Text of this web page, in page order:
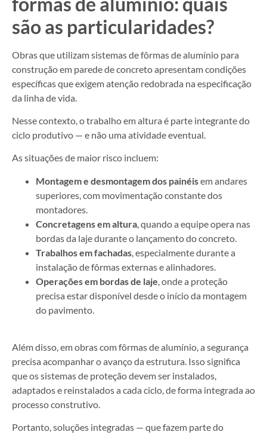
são as particularidades?
Obras que utilizam sistemas de fôrmas de alumínio para
construção em parede de concreto apresentam condições
específicas que exigem atenção redobrada na especificação
da linha de vida.
Nesse contexto, o trabalho em altura é parte integrante do
ciclo produtivo — e não uma atividade eventual.
As situações de maior risco incluem:
Montagem e desmontagem dos painéisem andares
superiores, com movimentação constante dos
montadores.
Concretagens em altura , quando a equipe opera nas
bordas da laje durante o lançamento do concreto.
Trabalhos em fachadas , especialmente durante a
instalação de fôrmas externas e alinhadores.
Operações em bordas de laje , onde a proteção
precisa estar disponível desde o início da montagem
do pavimento.
Além disso, em obras com fôrmas de alumínio, a segurança
precisa acompanhar o avanço da estrutura. Isso significa
que os sistemas de proteção devem ser instalados,
adaptados e reinstalados a cada ciclo, de forma integrada ao
processo construtivo.
Portanto, soluções integradas — que fazem parte do